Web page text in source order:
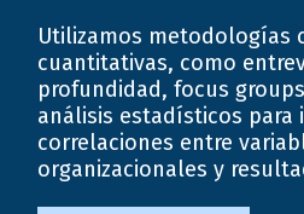
Utilizamos metodologías
cuantitativas, como
profundidad, focus
análisis estadísticos para
correlaciones entre
organizacionales y